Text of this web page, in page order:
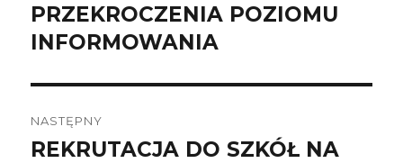
wpis:
PRZEKROCZENIA POZIOMU
INFORMOWANIA
NASTĘPNY
Następny
REKRUTACJA DO SZKÓŁ NA